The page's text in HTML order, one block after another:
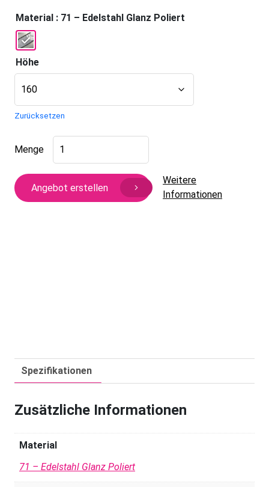
Material : 71 – Edelstahl Glanz Poliert
Höhe
Zurücksetzen
Menge
Omnia
Menge
Angebot erstellen
Weitere
Informationen
Spezifikationen
Zusätzliche Informationen
Material
71 – Edelstahl Glanz Poliert